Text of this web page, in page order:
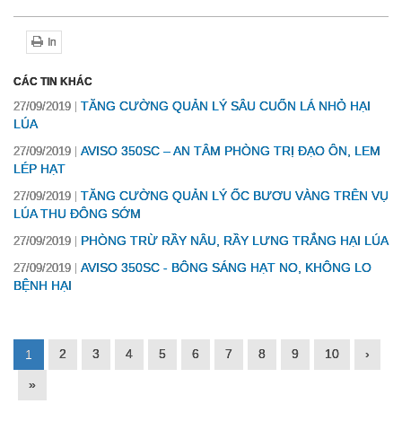
In
CÁC TIN KHÁC
27/09/2019
TĂNG CƯỜNG QUẢN LÝ SÂU CUỐN LÁ NHỎ HẠI
LÚA
27/09/2019
AVISO 350SC – AN TÂM PHÒNG TRỊ ĐẠO ÔN, LEM
LÉP HẠT
27/09/2019
TĂNG CƯỜNG QUẢN LÝ ỐC BƯƠU VÀNG TRÊN VỤ
LÚA THU ĐÔNG SỚM
27/09/2019 PHÒNG TRỪ RẦY NÂU, RẦY LƯNG TRẮNG HẠI LÚA
27/09/2019
AVISO 350SC - BÔNG SÁNG HẠT NO, KHÔNG LO
BỆNH HẠI
1 2 3 4 5 6 7 8 9 10 ›
»